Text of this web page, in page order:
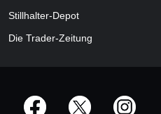
Stillhalter-Depot
Die Trader-Zeitung
offizielle Social Media-Accounts